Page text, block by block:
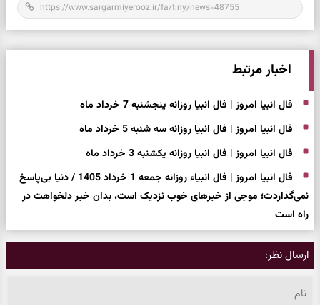
اخبار مرتبط
فال انبیا امروز | فال انبیا روزانه پنجشنبه 7 خرداد ماه
فال انبیا امروز | فال انبیا روزانه سه شنبه 5 خرداد ماه
فال انبیا امروز | فال انبیا روزانه یکشنبه 3 خرداد ماه
فال انبیا امروز | فال انبیاء روزانه جمعه 1 خرداد 1405 / دنیا بی‌پاسخ
نمی‌گذاردت؛ موجی از خبرهای خوب نزدیک است، بدان خبر دلخواهت در
راه است…
ارسال نظر: